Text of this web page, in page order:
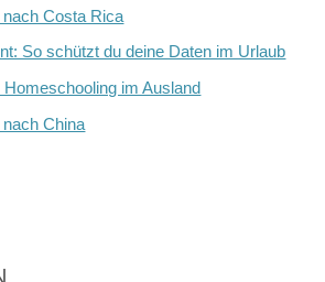
Costa Rica
So schützt du deine Daten im Urlaub
Homeschooling im Ausland
China